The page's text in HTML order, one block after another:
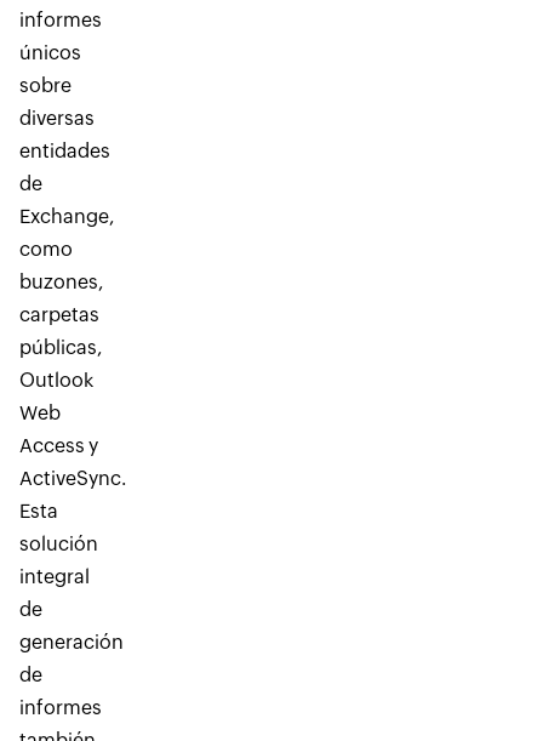
informes
únicos
sobre
diversas
entidades
de
Exchange,
como
buzones,
carpetas
públicas,
Outlook
Web
Access y
ActiveSync.
Esta
solución
integral
de
generación
de
informes